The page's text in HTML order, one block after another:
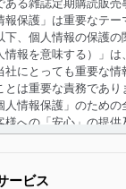
ある雑誌定期購読販売
保護」は重要なテー
下、個人情報の保護
情報を意味する）」は
社にとっても重要な
とは重要な責務であり
人情報保護」のための
様への「安心」の提供
利用・提供について
ービス